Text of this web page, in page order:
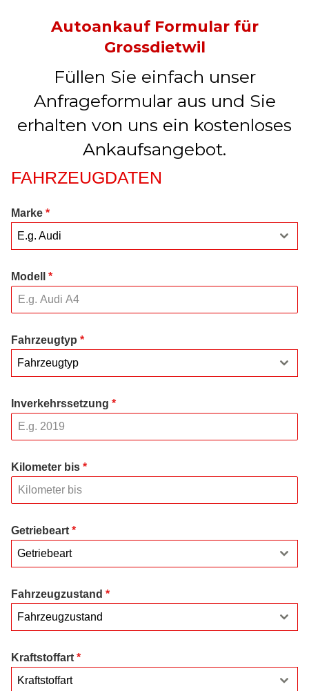
Autoankauf Formular für
Grossdietwil
Füllen Sie einfach unser
Anfrageformular aus und Sie
erhalten von uns ein kostenloses
Ankaufsangebot.
FAHRZEUGDATEN
Marke *
E.g. Audi
Modell *
Fahrzeugtyp *
Fahrzeugtyp
Inverkehrssetzung *
Kilometer bis *
Getriebeart *
Getriebeart
Fahrzeugzustand *
Fahrzeugzustand
Kraftstoffart *
Kraftstoffart